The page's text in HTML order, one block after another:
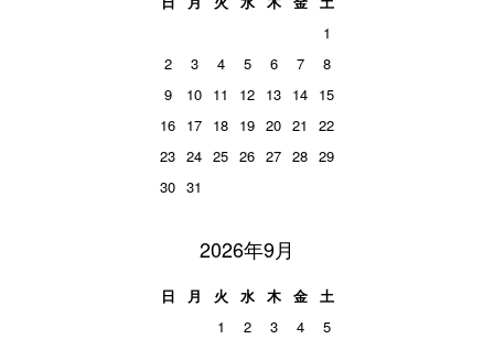
1
2
3 4 5 6 7
8
9
10 11 12 13 14 15
16 17 18 19 20 21
22
23 24 25 26 27 28 29
30 31
2026年9月
日 月 火 水 木 金
土
1
2 3 4
5